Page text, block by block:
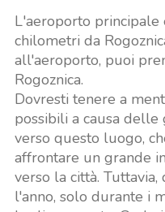
L'aeroporto principale
chilometri da
all'aeroporto, puoi
Rogoznica.
Dovresti tenere a
possibili a causa
verso questo luogo,
affrontare un grande
verso la città.
l'anno, solo durante i